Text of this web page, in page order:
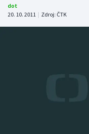
Atletika
dot
20. 10. 2011 | Zdroj: ČTK